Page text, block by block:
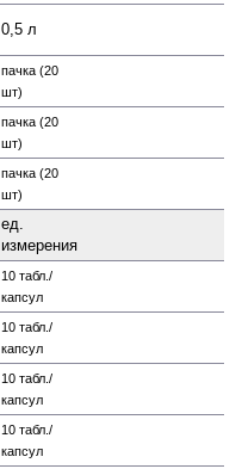
0,5 л
пачка (20
шт)
пачка (20
шт)
пачка (20
шт)
ед.
измерения
10 табл./
капсул
10 табл./
капсул
10 табл./
капсул
10 табл./
капсул